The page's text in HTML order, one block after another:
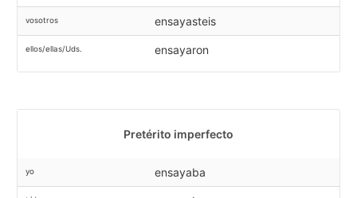
vosotros ensayasteis
ellos/ellas/Uds. ensayaron
Pretérito imperfecto
yo ensayaba